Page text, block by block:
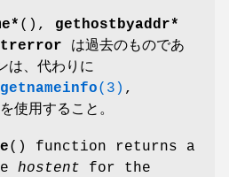
(), gethostbyaddr*
は過去のものであ
は、代わりに
getnameinfo(3) ,
を使用すること。
() function returns a
hostent for the